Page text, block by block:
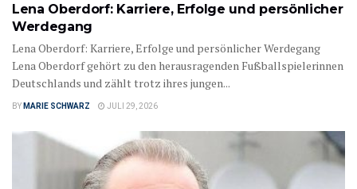
Lena Oberdorf: Karriere, Erfolge und persönlicher
Werdegang
Lena Oberdorf: Karriere, Erfolge und persönlicher Werdegang
Lena Oberdorf gehört zu den herausragenden Fußballspielerinnen
Deutschlands und zählt trotz ihres jungen...
BY MARIE SCHWARZ JULI 29, 2026